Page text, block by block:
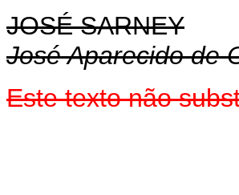
JOSÉ SARNEY
José Aparecido de
Este texto não